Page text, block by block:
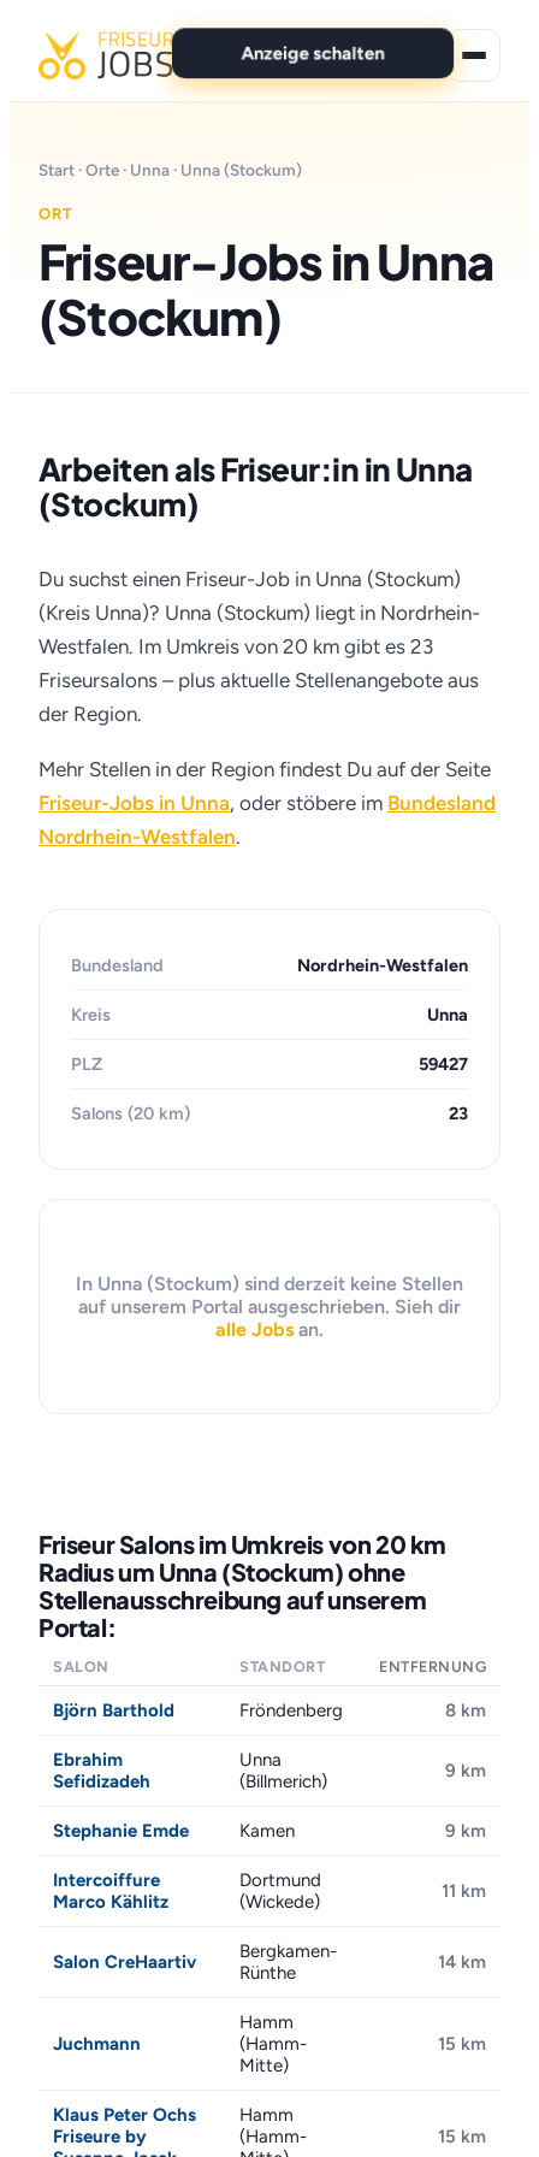
Anzeige schalten
Für Bewerber
Marken
Start ·Orte · Unna · Unna (Stockum)
ORT
Friseur-Jobs in Unna
(Stockum)
Arbeiten als Friseur:in in Unna
(Stockum)
Du suchst einen Friseur-Job in Unna (Stockum)
(Kreis Unna)? Unna (Stockum) liegt in Nordrhein-
Westfalen. Im Umkreis von 20 km gibt es 23
Friseursalons – plus aktuelle Stellenangebote aus
der Region.
Mehr Stellen in der Region findest Du auf der Seite
Friseur-Jobs in Unna, oder stöbere im Bundesland
Nordrhein-Westfalen.
Bundesland Nordrhein-Westfalen
Kreis Unna
PLZ 59427
Salons (20 km) 23
In Unna (Stockum) sind derzeit keine Stellen
auf unserem Portal ausgeschrieben. Sieh dir
alle Jobs an.
Friseur Salons im Umkreis von 20 km
Radius um Unna (Stockum) ohne
Stellenausschreibung auf unserem
Portal:
SALON STANDORT ENTFERNUNG
Björn Barthold Fröndenberg 8 km
Ebrahim
Sefidizadeh
Unna
(Billmerich)
9 km
Stephanie Emde Kamen 9 km
Intercoiffure
Marco Kählitz
Dortmund
(Wickede)
11 km
Salon CreHaartiv
Bergkamen-
Rünthe
14 km
Juchmann
Hamm
(Hamm-
Mitte)
15 km
Klaus Peter Ochs
Friseure by
Hamm
(Hamm-
15 km